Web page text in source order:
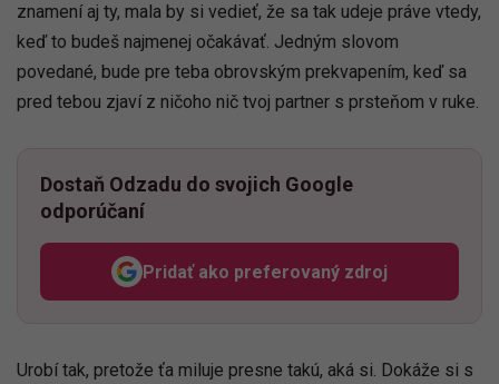
znamení aj ty, mala by si vedieť, že sa tak udeje práve vtedy,
keď to budeš najmenej očakávať. Jedným slovom
povedané, bude pre teba obrovským prekvapením, keď sa
pred tebou zjaví z ničoho nič tvoj partner s prsteňom v ruke.
Dostaň Odzadu do svojich Google
odporúčaní
Pridať ako preferovaný zdroj
Odzadu, odkaz sa otvorí v
Urobí tak, pretože ťa miluje presne takú, aká si. Dokáže si s